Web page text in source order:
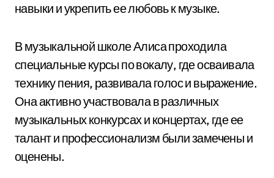
навыки и укрепить ее любовь к музыке.
В музыкальной школе Алиса проходила
специальные курсы по вокалу, где осваивала
технику пения, развивала голос и выражение.
Она активно участвовала в различных
музыкальных конкурсах и концертах, где ее
талант и профессионализм были замечены и
оценены.